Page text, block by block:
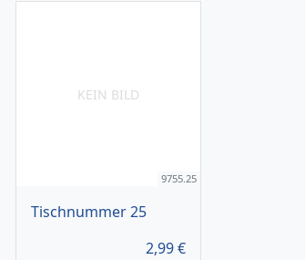
KEIN BILD
9755.25
Tischnummer 25
2,99€